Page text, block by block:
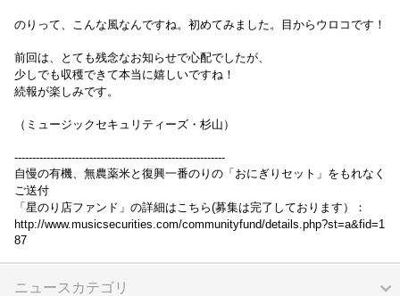
のりって、こんな風なんですね。初めてみました。目からウロコです！
前回は、とても残念なお知らせで心配でしたが、
少しでも収穫できて本当に嬉しいですね！
続報が楽しみです。
（ミュージックセキュリティーズ・杉山）
-----------------------------------------------------------
自慢の有機、無農薬米と復興一番のりの「おにぎりセット」をもれなく
ご送付
「星のり店ファンド」の詳細はこちら(募集は完了しております）：
http://www.musicsecurities.com/communityfund/details.php?st=a&fid=1
87
ニュースカテゴリ